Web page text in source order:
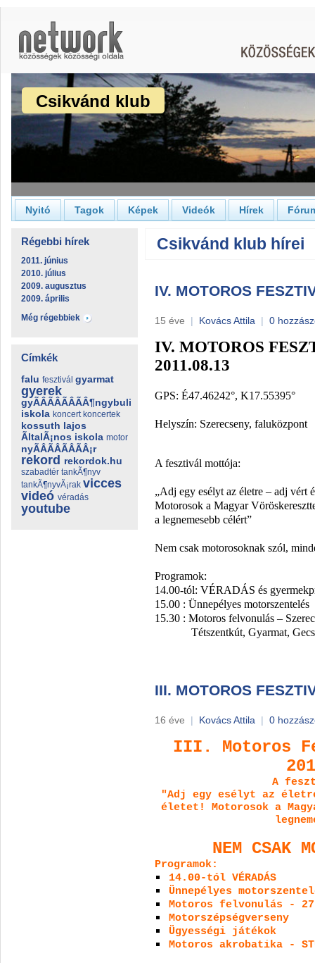
Csikvánd klub
Nyitó Tagok Képek Videók Hírek
Régebbi hírek
2011. június
2010. július
2009. augusztus
2009. április
Még régebbiek
Címkék
falu fesztivál gyarmat
gyerek
gyÃÂÃÂÃÂÃÂ¶ngybuli
iskola koncert koncertek
kossuth lajos
ÃltalÃ¡nos iskola motor
nyÃÂÃÂÃÂÃÂ¡r
rekord rekordok.hu
szabadtér tankÃ¶nyv
tankÃ¶nyvÃ¡rak vicces
videó véradás
youtube
Csikvánd klub hírei
IV. MOTOROS
15 éve | Kovács Attila | 0
IV. MOTOROS
2011.08.13
GPS: É47.46242°, K17.55395°
Helyszín: Szerecseny, faluközpont
A fesztivál mottója:
„Adj egy esélyt az életre – adj vért
Motorosok a Magyar
a legnemesebb célért”
Nem csak motorosoknak szól,
Programok:
14.00-tól: VÉRADÁS és
15.00 : Ünnepélyes motorszentelés
15.30 : Motoros felvonulás –
Tétszentkút, Gyarmat,
III. MOTOROS
16 éve | Kovács Attila | 0
III. Motoros
A
"Adj egy esélyt az
életet! Motorosok a
NEM CSAK
Programok:
14.00-tól VÉRADÁS
Ünnepélyes
Motoros felvonulás -
Motorszépségverseny
Ügyességi játékok
Motoros akrobatika -